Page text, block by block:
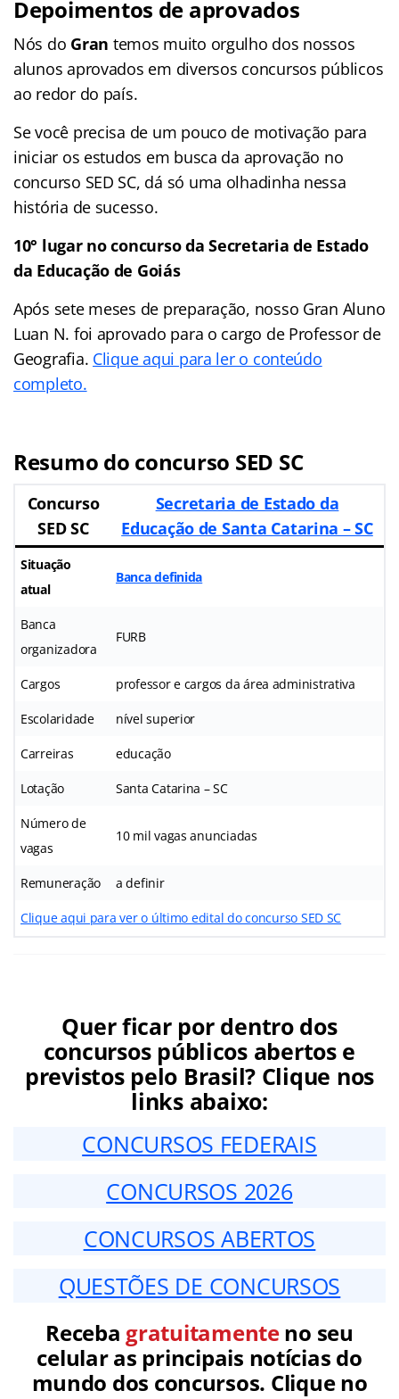
Depoimentos de aprovados
Nós do Gran temos muito orgulho dos nossos
alunos aprovados em diversos concursos públicos
ao redor do país.
Se você precisa de um pouco de motivação para
iniciar os estudos em busca da aprovação no
concurso SED SC, dá só uma olhadinha nessa
história de sucesso.
10° lugar no concurso da Secretaria de Estado
da Educação de Goiás
Após sete meses de preparação, nosso Gran Aluno
Luan N. foi aprovado para o cargo de Professor de
Geografia. Clique aqui para ler o conteúdo
completo.
Resumo do concurso SED SC
Concurso
SED SC
Secretaria de Estado da
Educação de Santa Catarina – SC
Situação
atual
Banca definida
Banca
organizadora
FURB
Cargos professor e cargos da área administrativa
Escolaridade nível superior
Carreiras educação
Lotação Santa Catarina – SC
Número de
vagas
10 mil vagas anunciadas
Remuneração a definir
Clique aqui para ver o último edital do concurso SED SC
Quer ficar por dentro dos
concursos públicos abertos e
previstos pelo Brasil? Clique nos
links abaixo:
CONCURSOS FEDERAIS
CONCURSOS 2026
CONCURSOS ABERTOS
QUESTÕES DE CONCURSOS
Receba gratuitamenteno seu
celular as principais notícias do
mundo dos concursos. Clique no